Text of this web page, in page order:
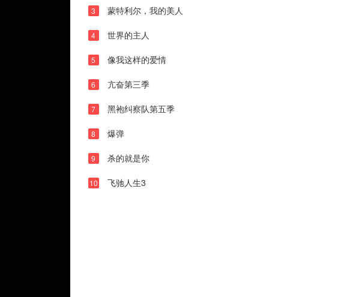
第07集
第08集
第09集
第10集
第13集
第14集
第15集
3 蒙特利尔，我的美人
4 世界的主人
5 像我这样的爱情
6 亢奋第三季
7 黑袍纠察队第五季
8 爆弹
9 杀的就是你
10 飞驰人生3